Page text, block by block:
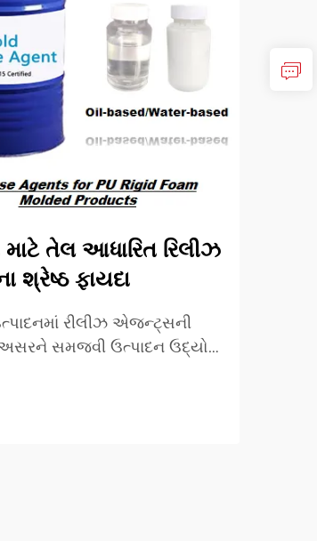
માટે તેલ આધારિત રિલીઝ
શ્રેષ્ઠ ફાયદા
રીલીઝ એજન્ટ્સની
અસરને સમજવી ઉત્પાદન ઉદ્યોગ
માટેના નવીન ઉકેલો સાથે